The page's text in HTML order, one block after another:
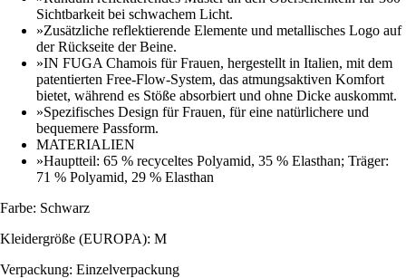
Sichtbarkeit bei schwachem Licht.
»Zusätzliche reflektierende Elemente und metallisches Logo auf
der Rückseite der Beine.
»IN FUGA Chamois für Frauen, hergestellt in Italien, mit dem
patentierten Free-Flow-System, das atmungsaktiven Komfort
bietet, während es Stöße absorbiert und ohne Dicke auskommt.
»Spezifisches Design für Frauen, für eine natürlichere und
bequemere Passform.
MATERIALIEN
»Hauptteil: 65 % recyceltes Polyamid, 35 % Elasthan; Träger:
71 % Polyamid, 29 % Elasthan
Farbe: Schwarz
Kleidergröße (EUROPA): M
Verpackung: Einzelverpackung